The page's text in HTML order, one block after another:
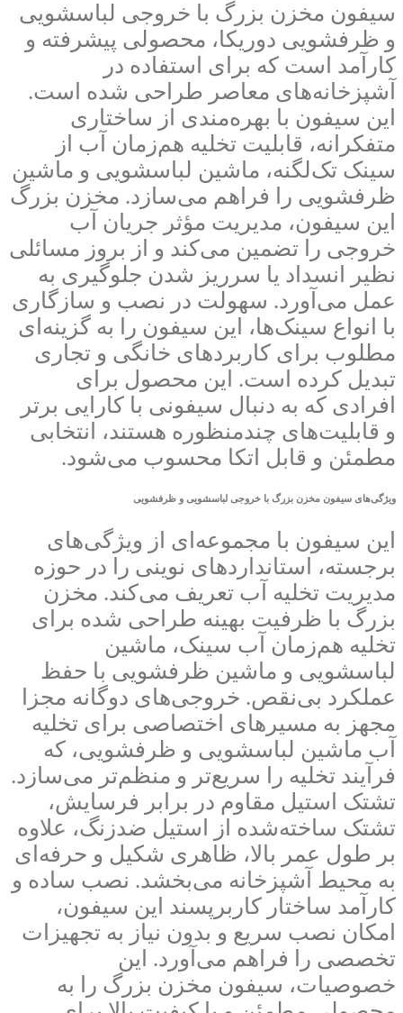
سیفون مخزن بزرگ با خروجی لباسشویی
و ظرفشویی دوریکا، محصولی پیشرفته و
کارآمد است که برای استفاده در
آشپزخانه‌های معاصر طراحی شده است.
این سیفون با بهره‌مندی از ساختاری
متفکرانه، قابلیت تخلیه هم‌زمان آب از
سینک تک‌لگنه، ماشین لباسشویی و ماشین
ظرفشویی را فراهم می‌سازد. مخزن بزرگ
این سیفون، مدیریت مؤثر جریان آب
خروجی را تضمین می‌کند و از بروز مسائلی
نظیر انسداد یا سرریز شدن جلوگیری به
عمل می‌آورد. سهولت در نصب و سازگاری
با انواع سینک‌ها، این سیفون را به گزینه‌ای
مطلوب برای کاربردهای خانگی و تجاری
تبدیل کرده است. این محصول برای
افرادی که به دنبال سیفونی با کارایی برتر
و قابلیت‌های چندمنظوره هستند، انتخابی
مطمئن و قابل اتکا محسوب می‌شود.
ویژگی‌های سیفون مخزن بزرگ با خروجی لباسشویی و ظرفشویی
این سیفون با مجموعه‌ای از ویژگی‌های
برجسته، استانداردهای نوینی را در حوزه
مدیریت تخلیه آب تعریف می‌کند. مخزن
بزرگ با ظرفیت بهینه طراحی شده برای
تخلیه هم‌زمان آب سینک، ماشین
لباسشویی و ماشین ظرفشویی با حفظ
عملکرد بی‌نقص. خروجی‌های دوگانه مجزا
مجهز به مسیرهای اختصاصی برای تخلیه
آب ماشین لباسشویی و ظرفشویی، که
فرآیند تخلیه را سریع‌تر و منظم‌تر می‌سازد.
تشتک استیل مقاوم در برابر فرسایش،
تشتک ساخته‌شده از استیل ضدزنگ، علاوه
بر طول عمر بالا، ظاهری شکیل و حرفه‌ای
به محیط آشپزخانه می‌بخشد. نصب ساده و
کارآمد ساختار کاربرپسند این سیفون،
امکان نصب سریع و بدون نیاز به تجهیزات
تخصصی را فراهم می‌آورد. این
خصوصیات، سیفون مخزن بزرگ را به